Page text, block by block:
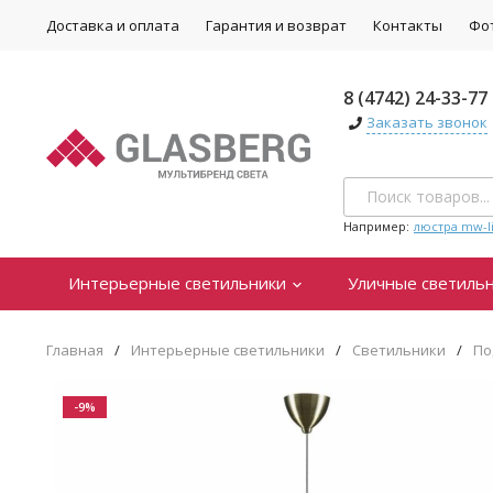
Доставка и оплата Гарантия и возврат Контакты
8 (4742) 24-33-77
Заказать звонок
Например: люстра mw-
Интерьерные светильники Уличные
Главная / Интерьерные светильники / Светильники /
-9%